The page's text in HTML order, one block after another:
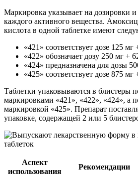
Маркировка указывает на дозировки и
каждого активного вещества.
кислота в одной таблетке имеют
«421» соответствует дозе 125 мг
«422» обозначает дозу 250 мг +
«424» предназначена для дозы
«425» соответствует дозе 875 мг
Таблетки упаковываются в блистеры
маркировками «421», «422», «424», а
маркировкой «425». Препарат
упаковке, содержащей 2 или 5
Аспект
использования
Рекомендации